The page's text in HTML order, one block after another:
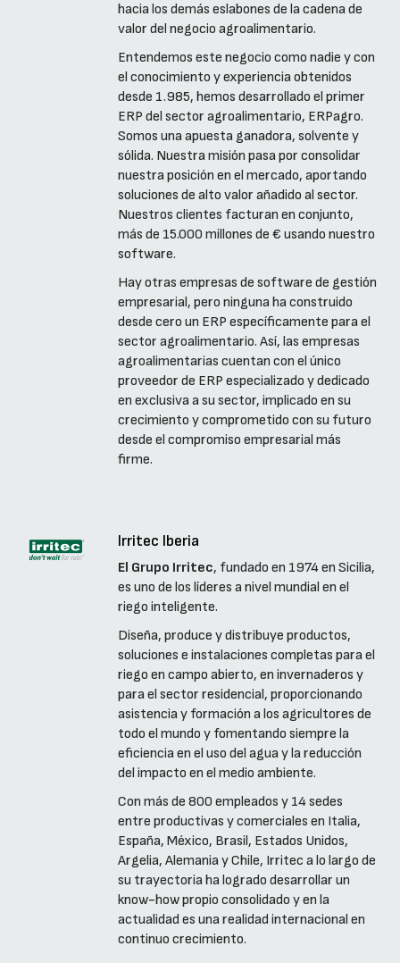
hacia los demás eslabones de la cadena de
valor del negocio agroalimentario.
Entendemos este negocio como nadie y con
el conocimiento y experiencia obtenidos
desde 1.985, hemos desarrollado el primer
ERP del sector agroalimentario, ERPagro.
Somos una apuesta ganadora, solvente y
sólida. Nuestra misión pasa por consolidar
nuestra posición en el mercado, aportando
soluciones de alto valor añadido al sector.
Nuestros clientes facturan en conjunto,
más de 15.000 millones de € usando nuestro
software.
Hay otras empresas de software de gestión
empresarial, pero ninguna ha construido
desde cero un ERP específicamente para el
sector agroalimentario. Así, las empresas
agroalimentarias cuentan con el único
proveedor de ERP especializado y dedicado
en exclusiva a su sector, implicado en su
crecimiento y comprometido con su futuro
desde el compromiso empresarial más
firme.
Irritec Iberia
El Grupo Irritec, fundado en 1974 en Sicilia,
es uno de los líderes a nivel mundial en el
riego inteligente.
Diseña, produce y distribuye productos,
soluciones e instalaciones completas para el
riego en campo abierto, en invernaderos y
para el sector residencial, proporcionando
asistencia y formación a los agricultores de
todo el mundo y fomentando siempre la
eficiencia en el uso del agua y la reducción
del impacto en el medio ambiente.
Con más de 800 empleados y 14 sedes
entre productivas y comerciales en Italia,
España, México, Brasil, Estados Unidos,
Argelia, Alemania y Chile, Irritec a lo largo de
su trayectoria ha logrado desarrollar un
know-how propio consolidado y en la
actualidad es una realidad internacional en
continuo crecimiento.